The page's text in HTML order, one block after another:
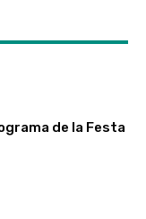
de la Festa